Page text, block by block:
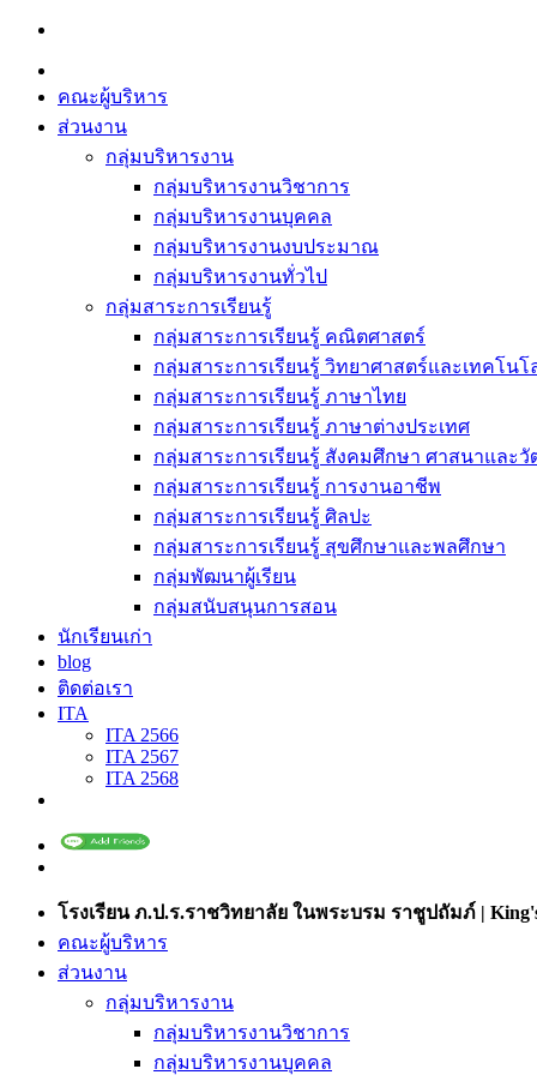
Skip
content
คณะผู้บริหาร
ส่วนงาน
กลุ่มบริหารงาน
กลุ่มบริหารงานวิชาการ
กลุ่มบริหารงานบุคคล
กลุ่มบริหารงานงบประมาณ
กลุ่มบริหารงานทั่วไป
กลุ่มสาระการเรียนรู้
กลุ่มสาระการเรียนรู้ คณิตศาสตร์
กลุ่มสาระการเรียนรู้ วิทยาศาสตร์และเทคโนโ
กลุ่มสาระการเรียนรู้ ภาษาไทย
กลุ่มสาระการเรียนรู้ ภาษาต่างประเทศ
กลุ่มสาระการเรียนรู้ สังคมศึกษา ศาสนาและ
กลุ่มสาระการเรียนรู้ การงานอาชีพ
กลุ่มสาระการเรียนรู้ ศิลปะ
กลุ่มสาระการเรียนรู้ สุขศึกษาและพลศึกษา
กลุ่มพัฒนาผู้เรียน
กลุ่มสนับสนุนการสอน
นักเรียนเก่า
blog
ติดต่อเรา
ITA
ITA 2566
ITA 2567
ITA 2568
โรงเรียน ภ.ป.ร.ราชวิทยาลัย ในพระบรม ราชูปถัมภ์ | King's
คณะผู้บริหาร
ส่วนงาน
กลุ่มบริหารงาน
กลุ่มบริหารงานวิชาการ
กลุ่มบริหารงานบุคคล